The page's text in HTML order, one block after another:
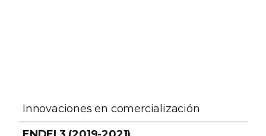
Innovaciones en comercialización